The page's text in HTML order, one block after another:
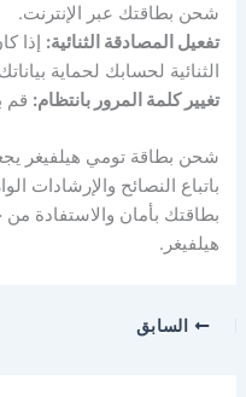
شحن بطاقتك عبر الإنترنت.
تفعيل المصادقة الثنائية: إذا
الثنائية لحسابك لحماية
تغيير كلمة المرور بانتظام: قم
شحن بطاقة تومي هيلفيغر
باتباع النصائح والإرشادات
بطاقتك بأمان والاستفادة من
هيلفيغر.
السابق